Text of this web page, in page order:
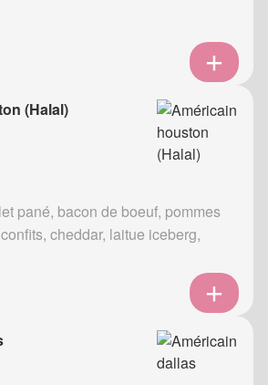
(Halal)
pané, bacon de boeuf, pommes
cheddar, laitue iceberg,